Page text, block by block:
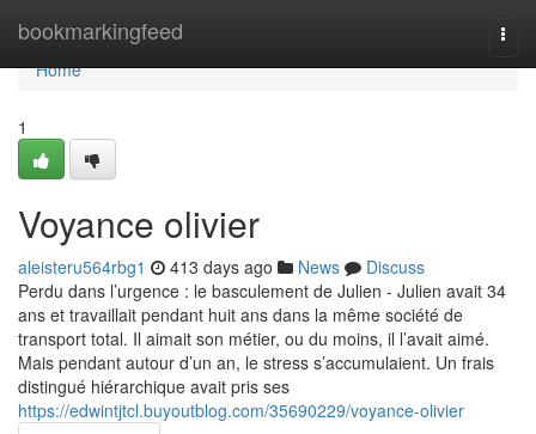
bookmarkingfeed
Home
Home
1
Voyance olivier
aleisteru564rbg1 413 days ago News
Discuss
Perdu dans l’urgence : le basculement de Julien - Julien avait 34
ans et travaillait pendant huit ans dans la même société de
transport total. Il aimait son métier, ou du moins, il l’avait aimé.
Mais pendant autour d’un an, le stress s’accumulaient. Un frais
distingué hiérarchique avait pris ses
https://edwintjtcl.buyoutblog.com/35690229/voyance-olivier